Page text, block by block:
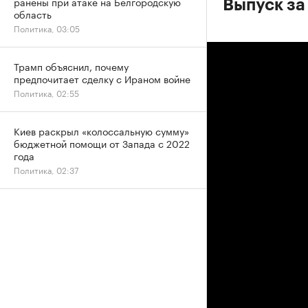
Выпуск
область
Политика, 03:05
Трамп объяснил, почему
предпочитает сделку с Ираном войне
Политика, 02:55
Киев раскрыл «колоссальную сумму»
бюджетной помощи от Запада с 2022
года
Политика, 02:37